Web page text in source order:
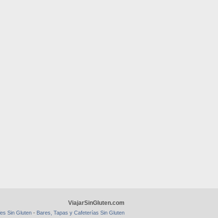
ViajarSinGluten.com
Sin Gluten - Bares, Tapas y Cafeterías Sin Gluten